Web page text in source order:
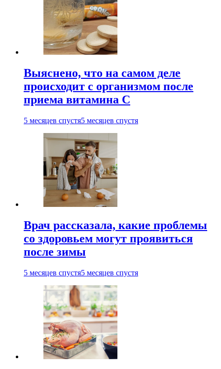
Выяснено, что на самом деле
происходит с организмом после
приема витамина С
5 месяцев спустя5 месяцев спустя
Врач рассказала, какие проблемы
со здоровьем могут проявиться
после зимы
5 месяцев спустя5 месяцев спустя